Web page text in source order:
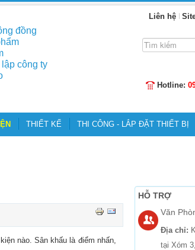
Liên hệ
Tìm
kiếm...
Hotline:
đồng
công ty
THIẾT KẾ THI CÔNG - LẮP ĐẶT THIẾT BỊ
nào. Sân khấu là điểm nhấn,
HỖ TRỢ
Văn
Địa chỉ:
tại Xóm